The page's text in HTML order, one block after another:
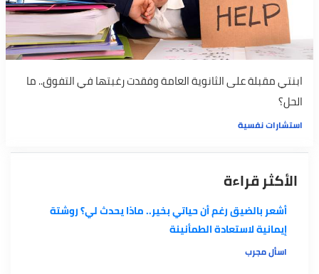
ابنتي مقبلة على الثانوية العامة وفقدت رغبتها في التفوق.. ما
الحل؟
استشارات نفسية
الأكثر قراءة
أشعر بالضيق رغم أن حياتي بخير.. ماذا يحدث لي؟ روشتة
إيمانية لاستعادة الطمأنينة
اسأل مجرب